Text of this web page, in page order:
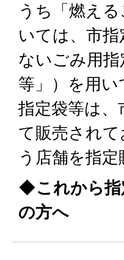
うち「燃え
いては、市
ないごみ用
等」）を用
指定袋等は
て販売され
う店舗を指定
◆これから指
の方へ